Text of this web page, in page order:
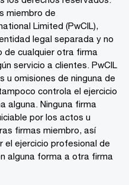
miembro de
Limited (PwCIL),
legal separada y no
de cualquier otra firma
servicio a clientes. PwCIL
u omisiones de ninguna de
controla el ejercicio
alguna. Ninguna firma
por los actos u
firmas miembro, así
ejercicio profesional de
alguna forma a otra firma